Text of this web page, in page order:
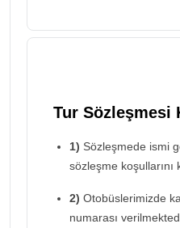
Tur Sözleşmesi
1) Sözleşmede ismi
sözleşme koşullarını
2) Otobüslerimizde
numarası